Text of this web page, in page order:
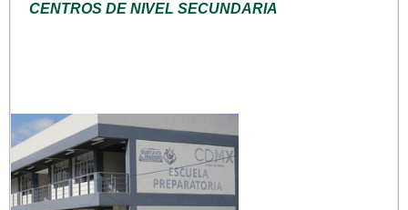
CENTROS DE NIVEL SECUNDARIA